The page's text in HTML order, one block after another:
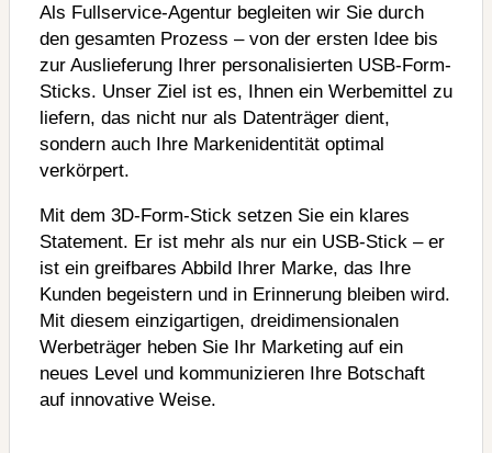
Als Fullservice-Agentur begleiten wir Sie durch
den gesamten Prozess – von der ersten Idee bis
zur Auslieferung Ihrer personalisierten USB-Form-
Sticks. Unser Ziel ist es, Ihnen ein Werbemittel zu
liefern, das nicht nur als Datenträger dient,
sondern auch Ihre Markenidentität optimal
verkörpert.
Mit dem 3D-Form-Stick setzen Sie ein klares
Statement. Er ist mehr als nur ein USB-Stick – er
ist ein greifbares Abbild Ihrer Marke, das Ihre
Kunden begeistern und in Erinnerung bleiben wird.
Mit diesem einzigartigen, dreidimensionalen
Werbeträger heben Sie Ihr Marketing auf ein
neues Level und kommunizieren Ihre Botschaft
auf innovative Weise.